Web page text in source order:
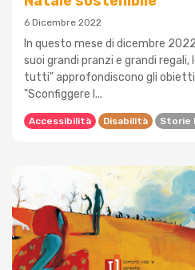
6 Dicembre 2022
In questo mese di dicembre
suoi grandi pranzi e grandi regali,
tutti" approfondiscono gli
"Sconfiggere l...
Accessibilità Disabilità Storie